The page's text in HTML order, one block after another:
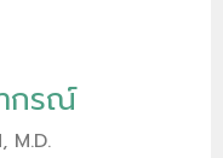
กรณ์
M.D.